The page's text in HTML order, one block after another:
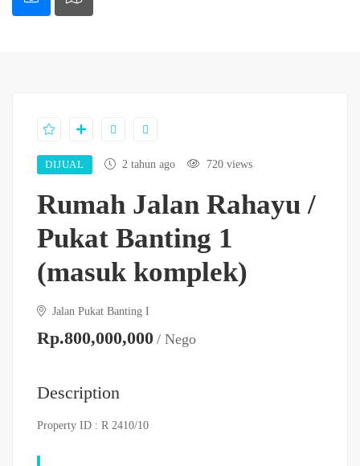
DIJUAL 2 tahun ago 720 views
Rumah Jalan Rahayu /
Pukat Banting 1
(masuk komplek)
Jalan Pukat Banting I
Rp.800,000,000 / Nego
Description
Property ID : R 2410/10